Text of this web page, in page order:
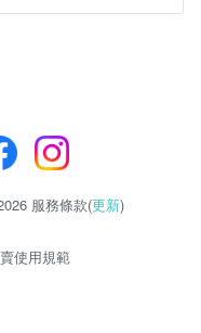
服務條款(更新)
使用規範